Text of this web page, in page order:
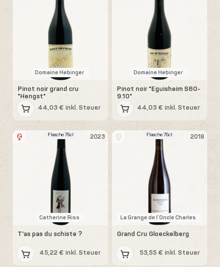
Domaine Hebinger
Pinot noir grand cru
"Hengst"
44,03 € inkl. Steuer
Domaine Hebinger
Pinot noir "Eguisheim S60-
9.10"
44,03 € inkl. Steuer
2023
Flasche 75cl
Catherine Riss
T'as pas du schiste ?
45,22 € inkl. Steuer
2018
Flasche 75cl
La Grange de l´Oncle Charles
Grand Cru Gloeckelberg
53,55 € inkl. Steuer